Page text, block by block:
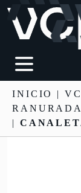
INICIO |
|